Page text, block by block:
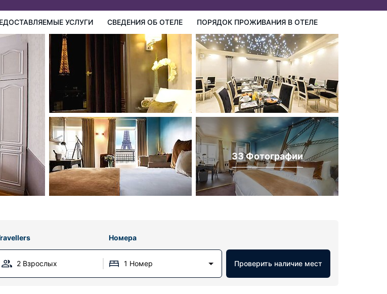
УСЛУГИ СВЕДЕНИЯ ОБ ОТЕЛЕ ПОРЯДОК ПРОЖИВАНИЯ В ОТЕЛЕ
33 Фотографии
Номера
2 Взрослых 1 Номер Проверить наличие мест